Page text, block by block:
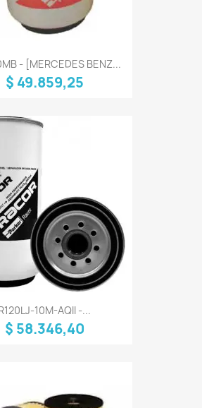
- [MERCEDES BENZ...
$ 49.859,25
10M-AQII -...
$ 58.346,40